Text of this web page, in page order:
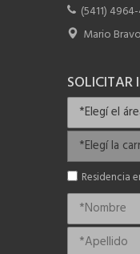
(5411)
Mario
Residencia